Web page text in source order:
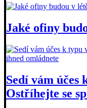
Jaké ofiny
Sedí vám účes
Ostříhejte se